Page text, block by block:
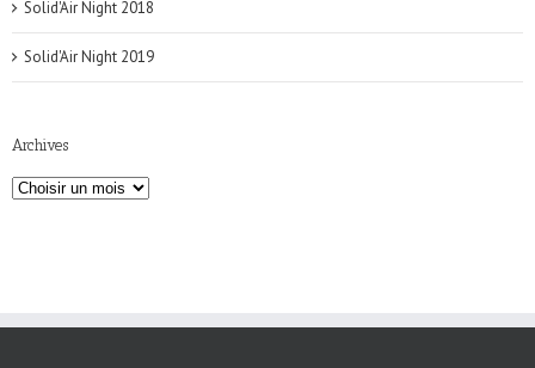
Solid'Air Night 2018
Solid'Air Night 2019
Archives